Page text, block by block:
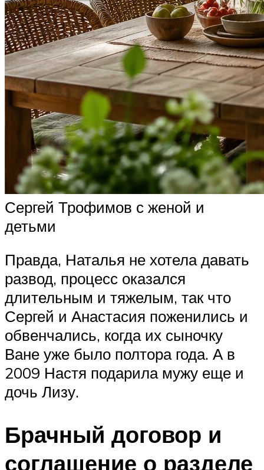
Сергей Трофимов с женой и
детьми
Правда, Наталья не хотела давать
развод, процесс оказался
длительным и тяжелым, так что
Сергей и Анастасия поженились и
обвенчались, когда их сыночку
Ване уже было полтора года. А в
2009 Настя подарила мужу еще и
дочь Лизу.
Брачный договор и
соглашение о разделе